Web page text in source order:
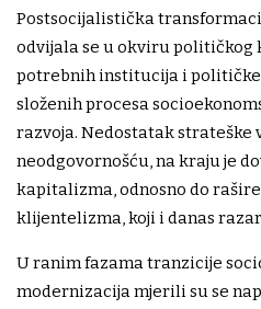
Postsocijalistička
odvijala se u okviru političkog
potrebnih institucija i političke
složenih procesa
razvoja. Nedostatak strateške
neodgovornošću, na kraju je
kapitalizma, odnosno do
klijentelizma, koji i danas
U ranim fazama tranzicije
modernizacija mjerili su se